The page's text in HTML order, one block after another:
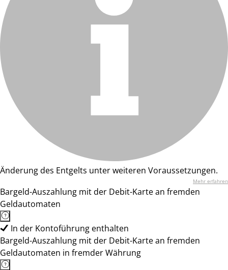
Änderung des Entgelts unter weiteren Voraussetzungen.
Mehr erfahren
Bargeld-Auszahlung mit der Debit-Karte an fremden
Geldautomaten
In der Kontoführung enthalten
Bargeld-Auszahlung mit der Debit-Karte an fremden
Geldautomaten in fremder Währung